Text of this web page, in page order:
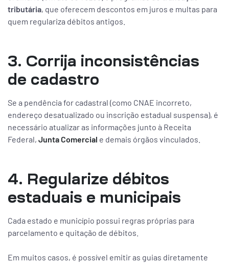
tributária, que oferecem descontos em juros e multas para
quem regulariza débitos antigos.
3. Corrija inconsistências
de cadastro
Se a pendência for cadastral (como CNAE incorreto,
endereço desatualizado ou inscrição estadual suspensa), é
necessário atualizar as informações junto à Receita
Federal, Junta Comercial e demais órgãos vinculados.
4. Regularize débitos
estaduais e municipais
Cada estado e município possui regras próprias para
parcelamento e quitação de débitos.
Em muitos casos, é possível emitir as guias diretamente